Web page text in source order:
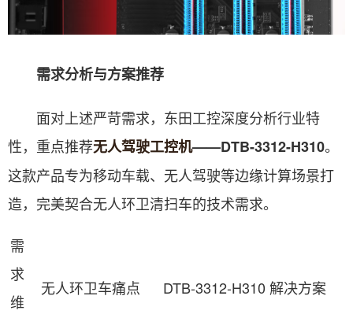
需求分析与方案推荐
面对上述严苛需求，东田工控深度分析行业特
性，重点推荐无人驾驶工控机——DTB-3312-H310。
这款产品专为移动车载、无人驾驶等边缘计算场景打
造，完美契合无人环卫清扫车的技术需求。
需
求
维
无人环卫车痛点 DTB-3312-H310 解决方案